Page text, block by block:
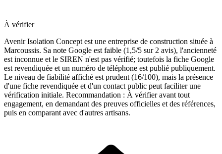
À vérifier
Avenir Isolation Concept est une entreprise de construction située à
Marcoussis. Sa note Google est faible (1,5/5 sur 2 avis), l'ancienneté
est inconnue et le SIREN n'est pas vérifié; toutefois la fiche Google
est revendiquée et un numéro de téléphone est publié publiquement.
Le niveau de fiabilité affiché est prudent (16/100), mais la présence
d'une fiche revendiquée et d'un contact public peut faciliter une
vérification initiale. Recommandation : À vérifier avant tout
engagement, en demandant des preuves officielles et des références,
puis en comparant avec d'autres artisans.